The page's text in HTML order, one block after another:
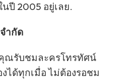
นปี 2005 อยู่เลย.
ำกัด
ณรับชมละครโทรทัศน์
ได้ทุกเมื่อ ไม่ต้องรอชม